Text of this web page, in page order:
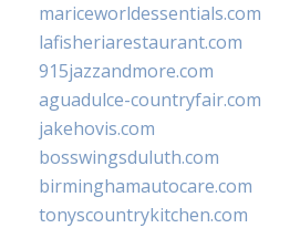
mariceworldessentials.com
lafisheriarestaurant.com
915jazzandmore.com
aguadulce-countryfair.com
jakehovis.com
bosswingsduluth.com
birminghamautocare.com
tonyscountrykitchen.com